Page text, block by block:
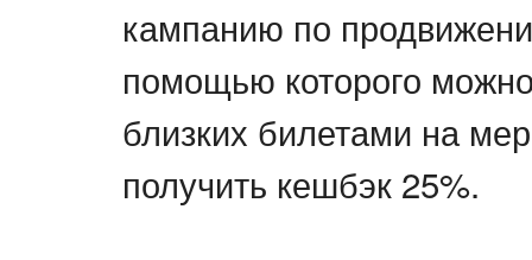
кампанию по
помощью которого
близких билетами на
получить кешбэк 25%.